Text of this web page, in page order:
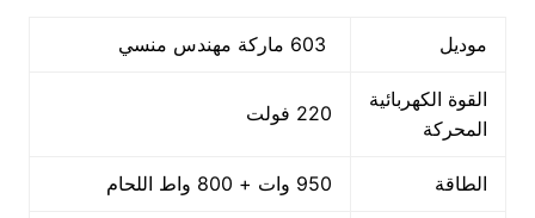
موديل
القوة الكهربائية
المحركة
220 فولت
الطاقة 950 وات + 800 واط اللحام